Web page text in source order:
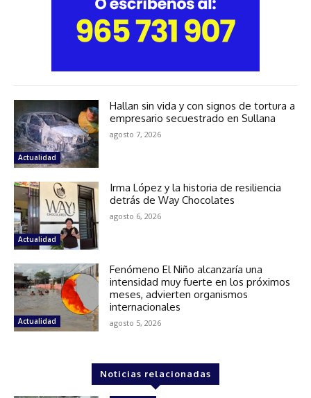
Actualidad
Hallan sin vida y con signos de tortura a
empresario secuestrado en Sullana
agosto 7, 2026
Actualidad
Irma López y la historia de resiliencia
detrás de Way Chocolates
agosto 6, 2026
Actualidad
Fenómeno El Niño alcanzaría una
intensidad muy fuerte en los próximos
meses, advierten organismos
internacionales
agosto 5, 2026
Noticias relacionadas